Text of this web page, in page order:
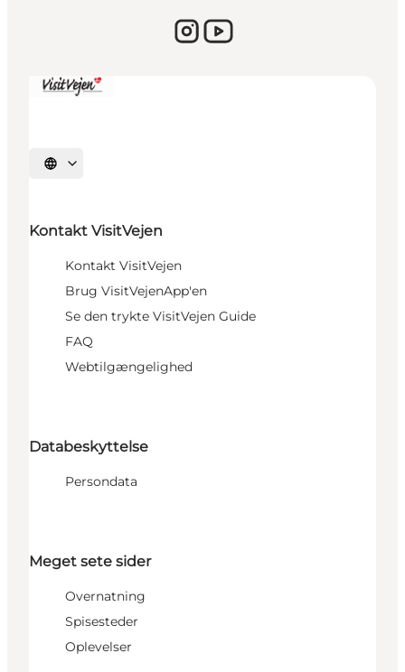
Sprache auswählen
Kontakt VisitVejen
Kontakt VisitVejen
Brug VisitVejenApp'en
Se den trykte VisitVejen Guide
FAQ
Webtilgængelighed
Databeskyttelse
Persondata
Meget sete sider
Overnatning
Spisesteder
Oplevelser